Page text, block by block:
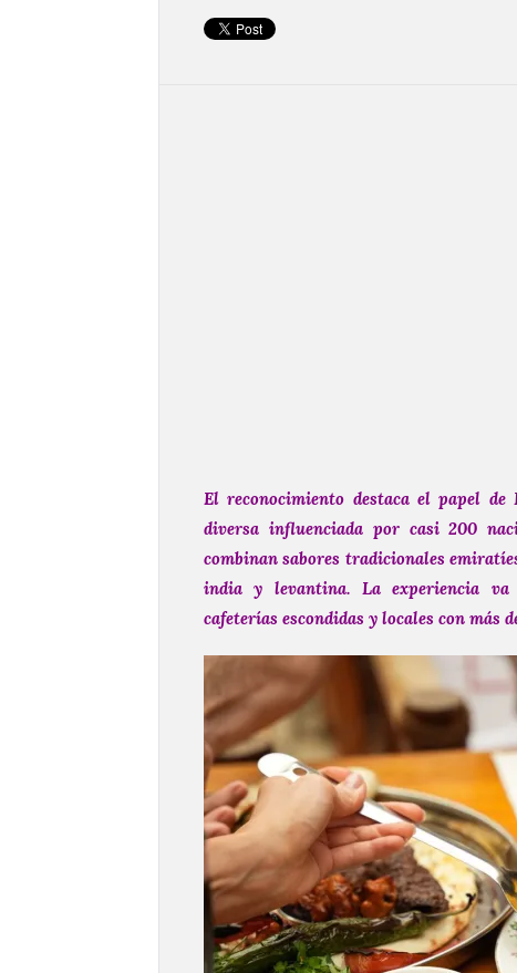
El reconocimiento destaca el papel
diversa influenciada por casi 200
combinan sabores tradicionales
india y levantina. La experiencia va
cafeterías escondidas y locales con más